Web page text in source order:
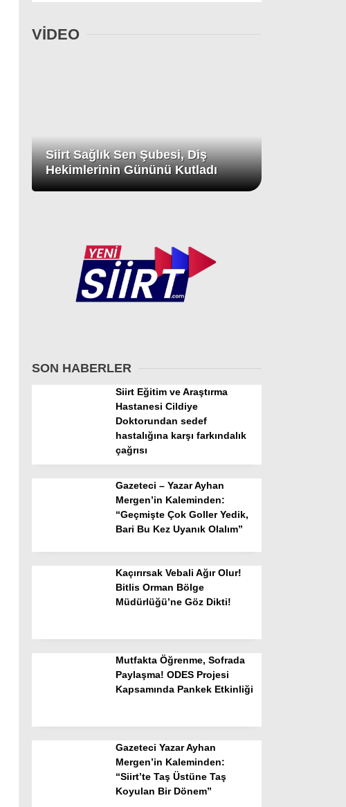
VİDEO
Siirt Sağlık Sen Şubesi, Diş
Hekimlerinin Gününü Kutladı
SON HABERLER
Siirt Eğitim ve Araştırma
Hastanesi Cildiye
Doktorundan sedef
hastalığına karşı farkındalık
çağrısı
Gazeteci – Yazar Ayhan
Mergen’in Kaleminden:
“Geçmişte Çok Goller Yedik,
Bari Bu Kez Uyanık Olalım”
Kaçırırsak Vebali Ağır Olur!
Bitlis Orman Bölge
Müdürlüğü’ne Göz Dikti!
Mutfakta Öğrenme, Sofrada
Paylaşma! ODES Projesi
Kapsamında Pankek Etkinliği
Gazeteci Yazar Ayhan
Mergen’in Kaleminden:
“Siirt’te Taş Üstüne Taş
Koyulan Bir Dönem”